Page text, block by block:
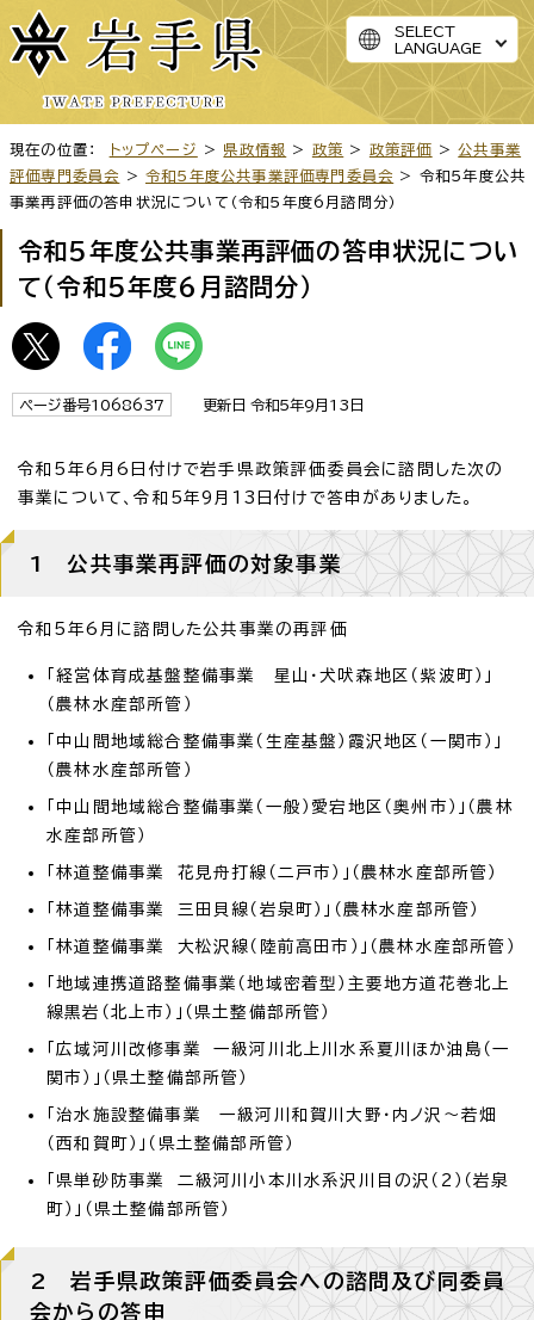
SELECT
LANGUAGE
現在の位置： トップページ > 県政情報 > 政策 > 政策評価 >公共事業
評価専門委員会
>令和5年度公共事業評価専門委員会 > 令和5年度公共
事業再評価の答申状況について（令和5年度6月諮問分）
令和5年度公共事業再評価の答申状況につい
て（令和5年度6月諮問分）
ページ番号1068637 更新日 令和5年9月13日
令和5年6月6日付けで岩手県政策評価委員会に諮問した次の
事業について、令和5年9月13日付けで答申がありました。
1 公共事業再評価の対象事業
令和5年6月に諮問した公共事業の再評価
「経営体育成基盤整備事業 星山・犬吠森地区（紫波町）」
（農林水産部所管）
「中山間地域総合整備事業（生産基盤）霞沢地区（一関市）」
（農林水産部所管）
「中山間地域総合整備事業（一般）愛宕地区（奥州市）」（農林
水産部所管）
「林道整備事業 花見舟打線（二戸市）」（農林水産部所管）
「林道整備事業 三田貝線（岩泉町）」（農林水産部所管）
「林道整備事業 大松沢線（陸前高田市）」（農林水産部所管）
「地域連携道路整備事業（地域密着型）主要地方道花巻北上
線黒岩（北上市）」（県土整備部所管）
「広域河川改修事業 一級河川北上川水系夏川ほか油島（一
関市）」（県土整備部所管）
「治水施設整備事業 一級河川和賀川大野・内ノ沢～若畑
（西和賀町）」（県土整備部所管）
「県単砂防事業 二級河川小本川水系沢川目の沢（2）（岩泉
町）」（県土整備部所管）
2 岩手県政策評価委員会への諮問及び同委員
会からの答申